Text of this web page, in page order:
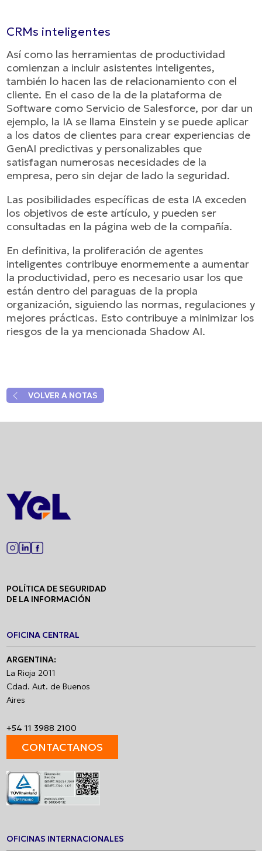
CRMs inteligentes
Así como las herramientas de productividad
comienzan a incluir asistentes inteligentes,
también lo hacen las de relacionamiento con el
cliente. En el caso de la de la plataforma de
Software como Servicio de Salesforce, por dar un
ejemplo, la IA se llama Einstein y se puede aplicar
a los datos de clientes para crear experiencias de
GenAI predictivas y personalizables que
satisfagan numerosas necesidades de la
empresa, pero sin dejar de lado la seguridad.
Las posibilidades específicas de esta IA exceden
los objetivos de este artículo, y pueden ser
consultadas en la página web de la compañía.
En definitiva, la proliferación de agentes
inteligentes contribuye enormemente a aumentar
la productividad, pero es necesario usar los que
están dentro del paraguas de la propia
organización, siguiendo las normas, regulaciones y
mejores prácticas. Esto contribuye a minimizar los
riesgos de la ya mencionada Shadow AI.
arrow_back_ios VOLVER A NOTAS
POLÍTICA DE SEGURIDAD
DE LA INFORMACIÓN
OFICINA CENTRAL
ARGENTINA:
La Rioja 2011
Cdad. Aut. de Buenos
Aires
+54 11 3988 2100
CONTACTANOS
OFICINAS INTERNACIONALES